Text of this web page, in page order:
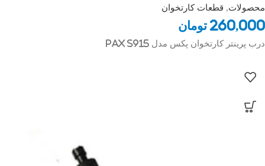
محصولات, قطعات کارتخوان
260,000 تومان
درب پرینتر کارتخوان پکس مدل Pax S915